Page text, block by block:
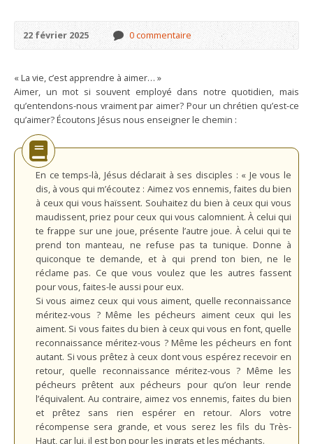
22 février 2025 0 commentaire
« La vie, c’est apprendre à aimer… »
Aimer, un mot si souvent employé dans notre quotidien, mais
qu’entendons-nous vraiment par aimer? Pour un chrétien qu’est-ce
qu’aimer? Écoutons Jésus nous enseigner le chemin :
En ce temps-là, Jésus déclarait à ses disciples : « Je vous le
dis, à vous qui m’écoutez : Aimez vos ennemis, faites du bien
à ceux qui vous haïssent. Souhaitez du bien à ceux qui vous
maudissent, priez pour ceux qui vous calomnient. À celui qui
te frappe sur une joue, présente l’autre joue. À celui qui te
prend ton manteau, ne refuse pas ta tunique. Donne à
quiconque te demande, et à qui prend ton bien, ne le
réclame pas. Ce que vous voulez que les autres fassent
pour vous, faites-le aussi pour eux.
Si vous aimez ceux qui vous aiment, quelle reconnaissance
méritez-vous ? Même les pécheurs aiment ceux qui les
aiment. Si vous faites du bien à ceux qui vous en font, quelle
reconnaissance méritez-vous ? Même les pécheurs en font
autant. Si vous prêtez à ceux dont vous espérez recevoir en
retour, quelle reconnaissance méritez-vous ? Même les
pécheurs prêtent aux pécheurs pour qu’on leur rende
l’équivalent. Au contraire, aimez vos ennemis, faites du bien
et prêtez sans rien espérer en retour. Alors votre
récompense sera grande, et vous serez les fils du Très-
Haut, car lui, il est bon pour les ingrats et les méchants.